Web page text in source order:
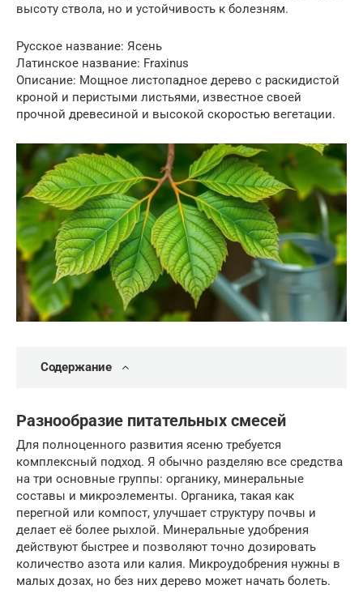
высоту ствола, но и устойчивость к болезням.
Русское название: Ясень
Латинское название: Fraxinus
Описание: Мощное листопадное дерево с раскидистой
кроной и перистыми листьями, известное своей
прочной древесиной и высокой скоростью вегетации.
Содержание
Разнообразие питательных смесей
Для полноценного развития ясеню требуется
комплексный подход. Я обычно разделяю все средства
на три основные группы: органику, минеральные
составы и микроэлементы. Органика, такая как
перегной или компост, улучшает структуру почвы и
делает её более рыхлой. Минеральные удобрения
действуют быстрее и позволяют точно дозировать
количество азота или калия. Микроудобрения нужны в
малых дозах, но без них дерево может начать болеть.